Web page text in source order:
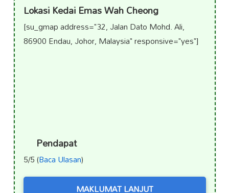
Lokasi Kedai Emas Wah Cheong
[su_gmap address="32, Jalan Dato Mohd. Ali,
86900 Endau, Johor, Malaysia" responsive="yes"]
Pendapat
5/5 (Baca Ulasan)
MAKLUMAT LANJUT